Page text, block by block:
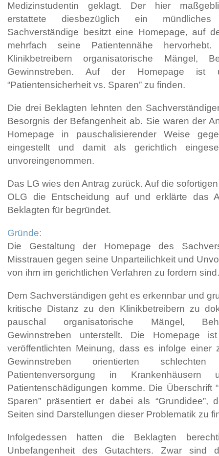
Medizinstudentin geklagt. Der hier
erstattete diesbezüglich ein
Sachverständige besitzt eine Homepage, auf
mehrfach seine Patientennähe
Klinikbetreibern organisatorische Mängel,
Gewinnstreben. Auf der Homepage ist
“Patientensicherheit vs. Sparen” zu finden.
Die drei Beklagten lehnten den
Besorgnis der Befangenheit ab. Sie waren der
Homepage in pauschalisierender Weise
eingestellt und damit als gerichtlich
unvoreingenommen.
Das LG wies den Antrag zurück. Auf die
OLG die Entscheidung auf und erklärte das
Beklagten für begründet.
Gründe:
Die Gestaltung der Homepage des
Misstrauen gegen seine Unparteilichkeit und
von ihm im gerichtlichen Verfahren zu fordern sind.
Dem Sachverständigen geht es erkennbar und
kritische Distanz zu den Klinikbetreibern zu
pauschal organisatorische Mängel,
Gewinnstreben unterstellt. Die Homepage
veröffentlichten Meinung, dass es infolge einer
Gewinnstreben orientierten
Patientenversorgung in
Patientenschädigungen komme. Die Überschrift
Sparen” präsentiert er dabei als “Grundidee”,
Seiten sind Darstellungen dieser Problematik zu
Infolgedessen hatten die Beklagten
Unbefangenheit des Gutachters. Zwar sind